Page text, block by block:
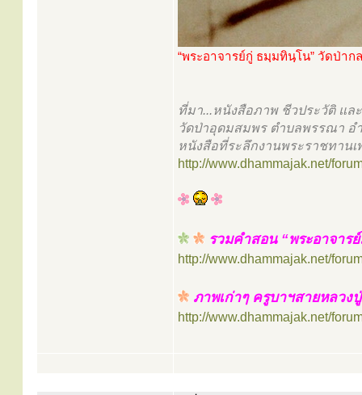
“พระอาจารย์กู่ ธมฺมทินฺโน” วัดป่าก
ที่มา...หนังสือภาพ ชีวประวัติ แล
วัดป่าอุดมสมพร ตำบลพรรณา
หนังสือที่ระลึกงานพระราชทาน
http://www.dhammajak.net/
รวมคำสอน “พระอาจาร
http://www.dhammajak.net/
ภาพเก่าๆ ครูบาฯสายหลวง
http://www.dhammajak.net/